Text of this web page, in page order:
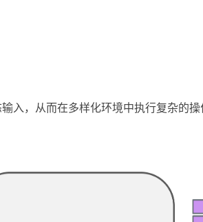
入，从而在多样化环境中执行复杂的